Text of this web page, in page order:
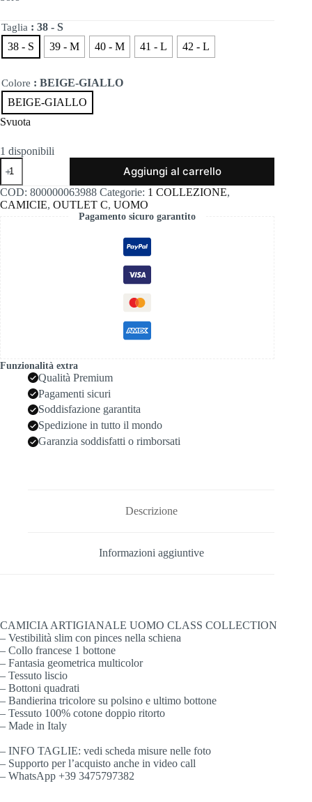
110,00€.
77,00€.
Taglia : 38 - S
38 - S
39 - M 40 - M 41 - L 42 - L
Colore : BEIGE-GIALLO
BEIGE-GIALLO
Svuota
1 disponibili
Boro
quantità
Aggiungi al carrello
COD: 800000063988 Categorie: 1 COLLEZIONE,
CAMICIE, OUTLET C, UOMO
Pagamento sicuro garantito
Funzionalità extra
Qualità Premium
Pagamenti sicuri
Soddisfazione garantita
Spedizione in tutto il mondo
Garanzia soddisfatti o rimborsati
Descrizione
Informazioni aggiuntive
CAMICIA ARTIGIANALE UOMO CLASS COLLECTION
– Vestibilità slim con pinces nella schiena
– Collo francese 1 bottone
– Fantasia geometrica multicolor
– Tessuto liscio
– Bottoni quadrati
– Bandierina tricolore su polsino e ultimo bottone
– Tessuto 100% cotone doppio ritorto
– Made in Italy
– INFO TAGLIE: vedi scheda misure nelle foto
– Supporto per l’acquisto anche in video call
– WhatsApp +39 3475797382